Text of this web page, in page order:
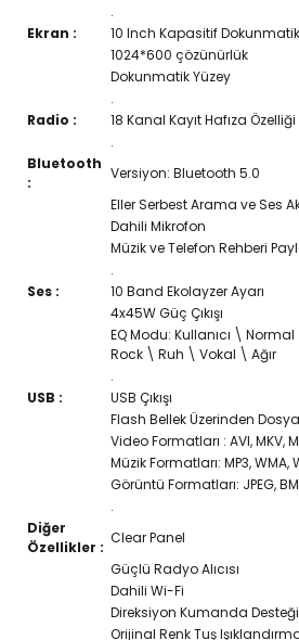
.
Ekran :
10 Inch Kapasitif
1024*600 çözünürlük
Dokunmatik Yüzey
.
Radio :
18 Kanal Kayıt Hafıza Özelliği
.
Bluetooth
:
Versiyon: Bluetooth 5.0
Eller Serbest Arama ve Ses
Dahili Mikrofon
Müzik ve Telefon Rehberi
.
Ses :
10 Band Ekolayzer Ayarı
4x45W Güç Çıkışı
EQ Modu: Kullanıcı \
Rock \ Ruh \ Vokal \ Ağır
.
USB :
USB Çıkışı
Flash Bellek Üzerinden Dosya
Video Formatları : AVI, MKV,
Müzik Formatları: MP3, WMA,
Görüntü Formatları: JPEG,
.
Diğer
Özellikler :
Clear Panel
Güçlü Radyo Alıcısı
Dahili Wi-Fi
Direksiyon Kumanda Desteği
Orijinal Renk Tuş